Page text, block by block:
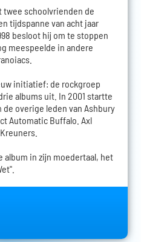
twee schoolvrienden de
tijdspanne van acht jaar
besloot hij om te stoppen
meespeelde in andere
initiatief: de rockgroep
albums uit. In 2001 startte
de overige leden van Ashbury
Automatic Buffalo. Axl
album in zijn moedertaal, het